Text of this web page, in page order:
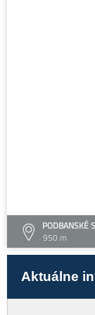
PODBANSKÉ
950 m
Aktuálne